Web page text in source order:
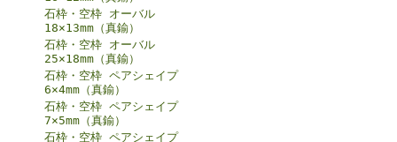
石枠・空枠 オーバル
18×13mm（真鍮）
石枠・空枠 オーバル
25×18mm（真鍮）
石枠・空枠 ペアシェイプ
6×4mm（真鍮）
石枠・空枠 ペアシェイプ
7×5mm（真鍮）
石枠・空枠 ペアシェイプ